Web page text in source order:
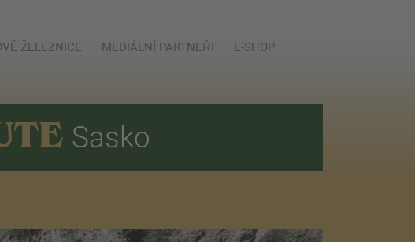
ŽELEZNICE MEDIÁLNÍ PARTNEŘI E-SHOP
Sasko